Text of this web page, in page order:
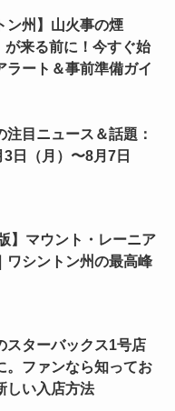
ン州】山火事の煙
が来る前に！今すぐ始
ラート＆事前準備ガイ
注目ニュース＆話題：
日（月）〜8月7日
】マウント・レーニア
ワシントン州の最高峰
スターバックス1号店
。ファンなら知ってお
しい入店方法